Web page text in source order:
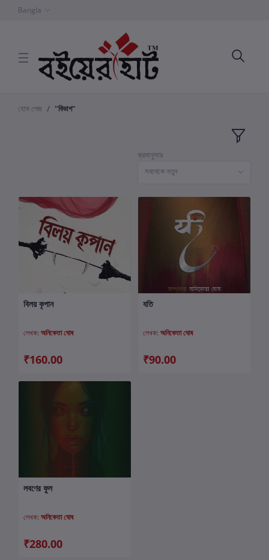
Bangla
হোম পেজ "বিভাগ"
ক্রমানুসার
সবথেকে নতুন
বিলয় কৃপান
লেখক: অনিকেতা ঘোষ
₹160.00
যতি
লেখক: অনিকেতা ঘোষ
₹90.00
লবণের ফুল
লেখক: অনিকেতা ঘোষ
₹280.00